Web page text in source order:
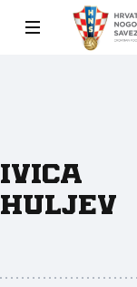
Ivica
Huljev